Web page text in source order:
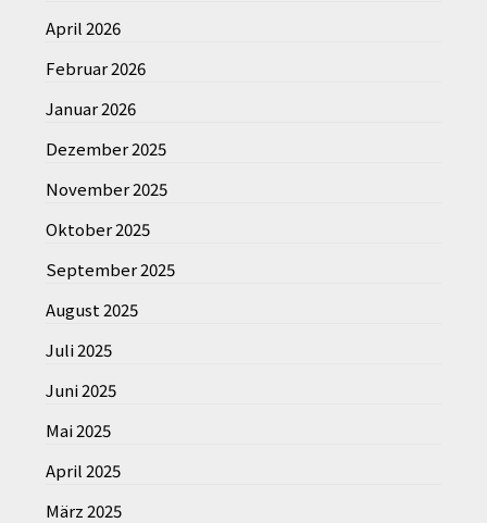
April 2026
Februar 2026
Januar 2026
Dezember 2025
November 2025
Oktober 2025
September 2025
August 2025
Juli 2025
Juni 2025
Mai 2025
April 2025
März 2025